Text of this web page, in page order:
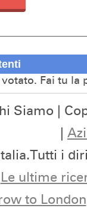
Fai tu la
Siamo |
|
i
Le ultime
to London